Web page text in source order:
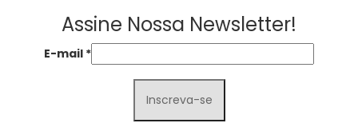
Assine Nossa Newsletter!
E-mail *